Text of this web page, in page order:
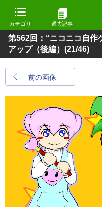
カテゴリ 過去記事
第562回：“ニコニコ自作
アップ（後編） (21/46)
前の画像